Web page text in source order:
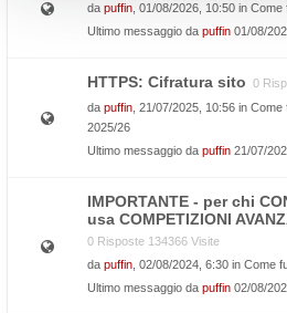
da puffin , 01/08/2026, 10:50 in Come
Ultimo messaggio da puffin 01/08/
HTTPS: Cifratura sito 0
da puffin , 21/07/2025, 10:56 in Come
2025/26
Ultimo messaggio da puffin 21/07/
IMPORTANTE - per chi
usa COMPETIZIONI
0 Risposte 134366 Visite
da puffin , 02/08/2024, 6:30 in Come
Ultimo messaggio da puffin 02/08/